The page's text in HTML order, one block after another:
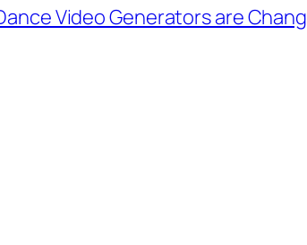
Video Generators are